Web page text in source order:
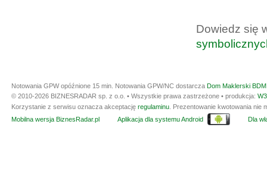
Dowiedz się
Notowania GPW opóźnione 15 min. Notowania GPW/NC dostarcza Dom Maklerski
© 2010-2026 BIZNESRADAR sp. z o.o. • Wszystkie prawa zastrzeżone • produkcja:
Korzystanie z serwisu oznacza akceptację regulaminu. Prezentowanie kwotowania nie
Mobilna wersja BiznesRadar.pl
Aplikacja dla systemu Android Dla